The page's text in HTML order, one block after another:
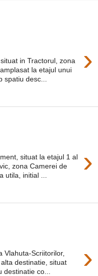
›
in Tractorul, zona
la etajul unui
desc...
›
situat la etajul 1 al
zona Camerei de
utila, initial ...
›
Vlahuta-Scriitorilor,
destinatie, situat
co...